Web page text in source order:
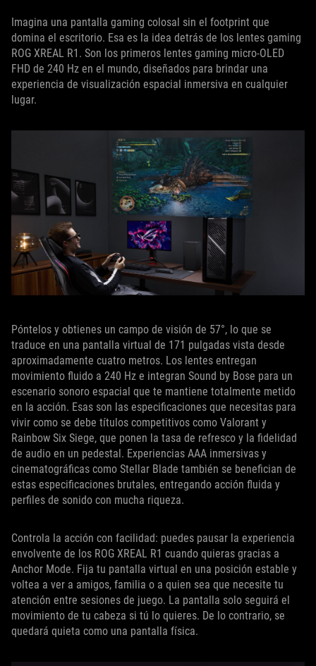
Imagina una pantalla gaming colosal sin el footprint que
domina el escritorio. Esa es la idea detrás de los lentes gaming
ROG XREAL R1. Son los primeros lentes gaming micro-OLED
FHD de 240 Hz en el mundo, diseñados para brindar una
experiencia de visualización espacial inmersiva en cualquier
lugar.
Póntelos y obtienes un campo de visión de 57°, lo que se
traduce en una pantalla virtual de 171 pulgadas vista desde
aproximadamente cuatro metros. Los lentes entregan
movimiento fluido a 240 Hz e integran Sound by Bose para un
escenario sonoro espacial que te mantiene totalmente metido
en la acción. Esas son las especificaciones que necesitas para
vivir como se debe títulos competitivos como Valorant y
Rainbow Six Siege, que ponen la tasa de refresco y la fidelidad
de audio en un pedestal. Experiencias AAA inmersivas y
cinematográficas como Stellar Blade también se benefician de
estas especificaciones brutales, entregando acción fluida y
perfiles de sonido con mucha riqueza.
Controla la acción con facilidad: puedes pausar la experiencia
envolvente de los ROG XREAL R1 cuando quieras gracias a
Anchor Mode. Fija tu pantalla virtual en una posición estable y
voltea a ver a amigos, familia o a quien sea que necesite tu
atención entre sesiones de juego. La pantalla solo seguirá el
movimiento de tu cabeza si tú lo quieres. De lo contrario, se
quedará quieta como una pantalla física.